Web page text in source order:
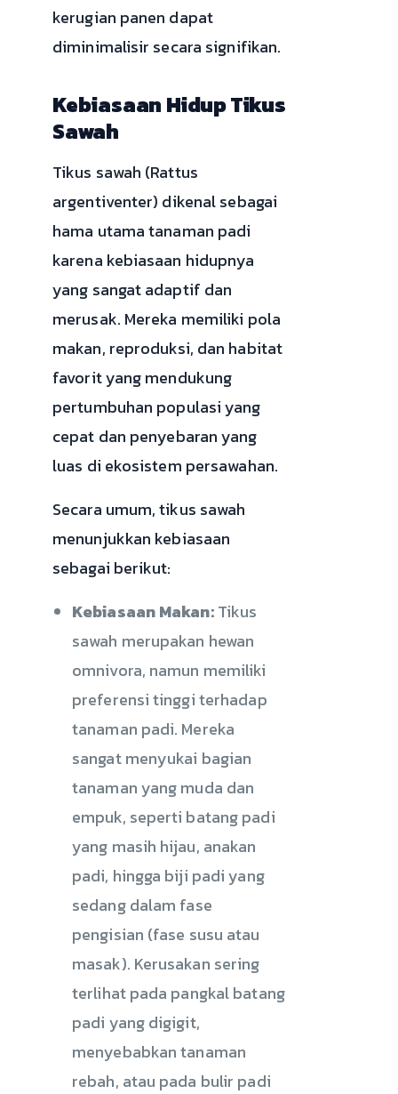
kerugian panen dapat
diminimalisir secara signifikan.
Kebiasaan Hidup Tikus
Sawah
Tikus sawah (Rattus
argentiventer) dikenal sebagai
hama utama tanaman padi
karena kebiasaan hidupnya
yang sangat adaptif dan
merusak. Mereka memiliki pola
makan, reproduksi, dan habitat
favorit yang mendukung
pertumbuhan populasi yang
cepat dan penyebaran yang
luas di ekosistem persawahan.
Secara umum, tikus sawah
menunjukkan kebiasaan
sebagai berikut:
Kebiasaan Makan:Tikus
sawah merupakan hewan
omnivora, namun memiliki
preferensi tinggi terhadap
tanaman padi. Mereka
sangat menyukai bagian
tanaman yang muda dan
empuk, seperti batang padi
yang masih hijau, anakan
padi, hingga biji padi yang
sedang dalam fase
pengisian (fase susu atau
masak). Kerusakan sering
terlihat pada pangkal batang
padi yang digigit,
menyebabkan tanaman
rebah, atau pada bulir padi